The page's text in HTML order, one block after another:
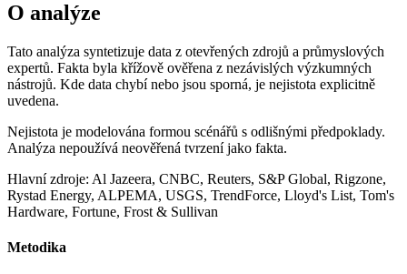
O analýze
Tato analýza syntetizuje data z otevřených zdrojů a průmyslových
expertů. Fakta byla křížově ověřena z nezávislých výzkumných
nástrojů. Kde data chybí nebo jsou sporná, je nejistota explicitně
uvedena.
Nejistota je modelována formou scénářů s odlišnými předpoklady.
Analýza nepoužívá neověřená tvrzení jako fakta.
Hlavní zdroje: Al Jazeera, CNBC, Reuters, S&P Global, Rigzone,
Rystad Energy, ALPEMA, USGS, TrendForce, Lloyd's List, Tom's
Hardware, Fortune, Frost & Sullivan
Metodika